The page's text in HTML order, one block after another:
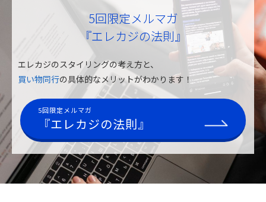
5回限定メルマガ
『エレカジの法則』
エレカジのスタイリングの考え方と、
買い物同行の具体的なメリットがわかります！
5回限定メルマガ
『エレカジの法則』